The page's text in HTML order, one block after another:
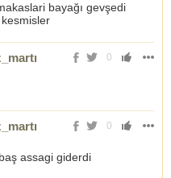
bayağı gevşedi
0
0
assagi giderdi